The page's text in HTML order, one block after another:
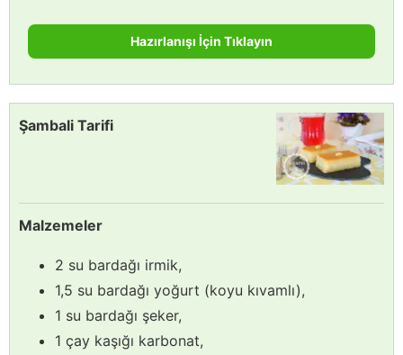
Hazırlanışı İçin Tıklayın
Şambali Tarifi
Malzemeler
2 su bardağı irmik,
1,5 su bardağı yoğurt (koyu kıvamlı),
1 su bardağı şeker,
1 çay kaşığı karbonat,